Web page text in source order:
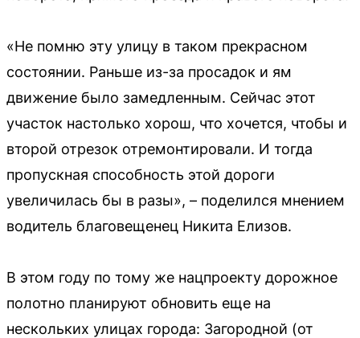
«Не помню эту улицу в таком прекрасном
состоянии. Раньше из-за просадок и ям
движение было замедленным. Сейчас этот
участок настолько хорош, что хочется, чтобы и
второй отрезок отремонтировали. И тогда
пропускная способность этой дороги
увеличилась бы в разы», – поделился мнением
водитель благовещенец Никита Елизов.
В этом году по тому же нацпроекту дорожное
полотно планируют обновить еще на
нескольких улицах города: Загородной (от